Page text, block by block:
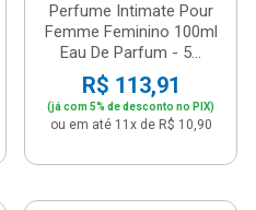
Perfume Intimate Pour
Femme Feminino 100ml
Eau De Parfum - 5...
R$ 113,91
(já com 5% de desconto no PIX)
ou em até 11x de R$ 10,90